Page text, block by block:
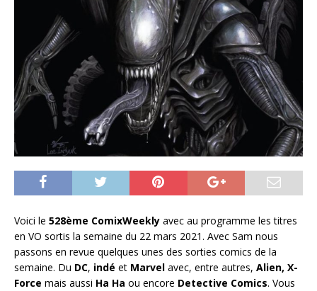
Voici le 528ème ComixWeekly avec au programme les titres
en VO sortis la semaine du 22 mars 2021. Avec Sam nous
passons en revue quelques unes des sorties comics de la
semaine. Du DC, indé et Marvel avec, entre autres, Alien, X-
Force mais aussi Ha Ha ou encore Detective Comics. Vous